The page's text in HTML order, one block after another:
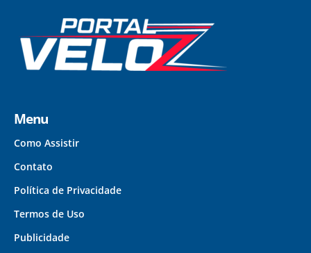
Menu
Como Assistir
Contato
Política de Privacidade
Termos de Uso
Publicidade